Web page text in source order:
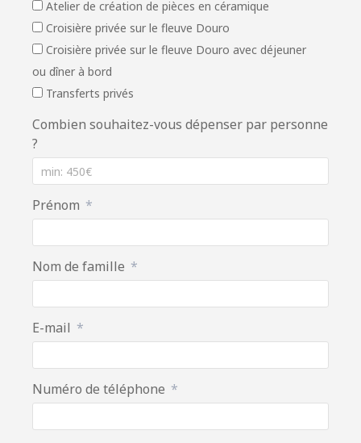
Atelier de création de pièces en céramique
Croisière privée sur le fleuve Douro
Croisière privée sur le fleuve Douro avec déjeuner
ou dîner à bord
Transferts privés
Combien souhaitez-vous dépenser par personne
?
Prénom
Nom de famille
E-mail
Numéro de téléphone